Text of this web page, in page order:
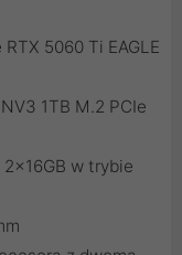
5060 Ti EAGLE
1TB M.2 PCIe
w trybie